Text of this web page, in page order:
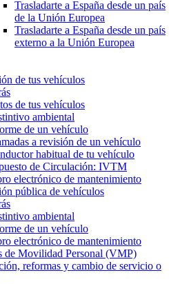
Trasladarte a España desde un país
de la Unión Europea
Trasladarte a España desde un país
externo a la Unión Europea
de tus vehículos
de tus vehículos
ambiental
de un vehículo
a revisión de un vehículo
habitual de tu vehículo
de Circulación: IVTM
electrónico de mantenimiento
pública de vehículos
ambiental
de un vehículo
electrónico de mantenimiento
de Movilidad Personal (VMP)
reformas y cambio de servicio o